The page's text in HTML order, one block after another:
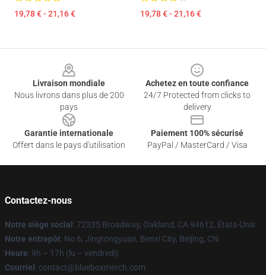
19,78 € - 21,16 € 19,78 € - 21,16 €
Livraison mondiale
Nous livrons dans plus de 200
pays
Achetez en toute confiance
24/7 Protected from clicks to
delivery
Garantie internationale
Offert dans le pays d'utilisation
Paiement 100% sécurisé
PayPal / MasterCard / Visa
Contactez-nous
Notre siège social : 72335 Broadway, Oakland, CA 94612, États-Unis
Notre entrepôt: No 6, Jingtongyuan, Benxi City, Beijing, CN
Heure: 9h – 17h (lu – vendredi)
Courriel : contact@blueboxmerch.com